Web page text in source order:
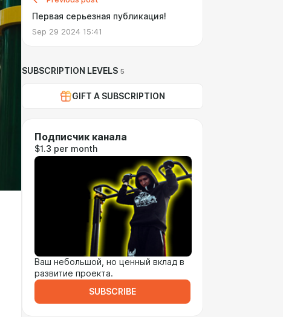
Первая серьезная публикация!
Sep 29 2024 15:41
SUBSCRIPTION LEVELS 5
GIFT A SUBSCRIPTION
Подписчик канала
$1.3 per month
Ваш небольшой, но ценный вклад в
развитие проекта.
SUBSCRIBE